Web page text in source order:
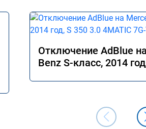
Отключение AdBlue
Benz S-класс, 2014